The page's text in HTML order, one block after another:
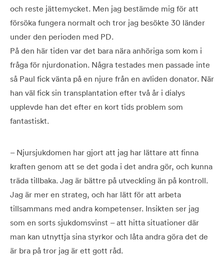
och reste jättemycket. Men jag bestämde mig för att
försöka fungera normalt och tror jag besökte 30 länder
under den perioden med PD.
På den här tiden var det bara nära anhöriga som kom i
fråga för njurdonation. Några testades men passade inte
så Paul fick vänta på en njure från en avliden donator. När
han väl fick sin transplantation efter två år i dialys
upplevde han det efter en kort tids problem som
fantastiskt.
– Njursjukdomen har gjort att jag har lättare att finna
kraften genom att se det goda i det andra gör, och kunna
träda tillbaka. Jag är bättre på utveckling än på kontroll.
Jag är mer en strateg, och har lätt för att arbeta
tillsammans med andra kompetenser. Insikten ser jag
som en sorts sjukdomsvinst – att hitta situationer där
man kan utnyttja sina styrkor och låta andra göra det de
är bra på tror jag är ett gott råd.